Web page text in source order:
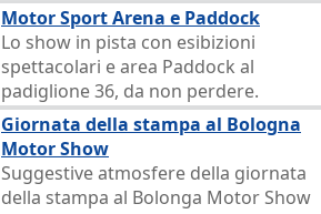
Motor Sport Arena e Paddock
Lo show in pista con esibizioni
spettacolari e area Paddock al
padiglione 36, da non perdere.
Giornata della stampa al Bologna
Motor Show
Suggestive atmosfere della giornata
della stampa al Bolonga Motor Show